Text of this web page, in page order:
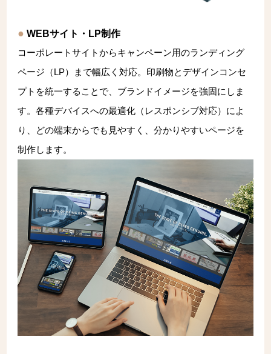
WEBサイト・LP制作
コーポレートサイトからキャンペーン用のランディング
ページ（LP）まで幅広く対応。印刷物とデザインコンセ
プトを統一することで、ブランドイメージを強固にしま
す。各種デバイスへの最適化（レスポンシブ対応）によ
り、どの端末からでも見やすく、分かりやすいページを
制作します。